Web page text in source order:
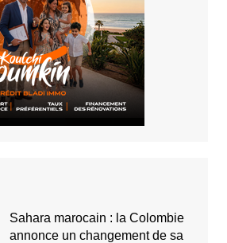
Sahara marocain : la Colombie
annonce un changement de sa